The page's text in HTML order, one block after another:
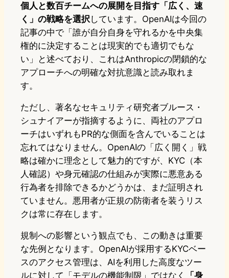
個人と数百チームへの展開を目指す「広く、速
く」の戦略を選択しています。OpenAIは今回の
記事の中で「誰が自分自身を守れるかを中央集
権的に決定することは現実的でも適切でもな
い」と述べており、これはAnthropicの閉鎖的な
アプローチへの明確な対抗意識と読み取れま
す。
ただし、著名なセキュリティ研究者ブルース・
シュナイアーが指摘するように、両社のアプロ
ーチはいずれもPR的な側面を含んでいることは
忘れてはなりません。OpenAIの「広く開く」戦
略は確かに理念として魅力的ですが、KYC（本
人確認）や身元確認の仕組みが実際に悪意ある
行為者を排除できるかどうかは、まだ証明され
ていません。悪用者が正規の防衛者を装うリス
クは常に存在します。
規制への影響という観点でも、この動きは重要
な先例となります。OpenAIが採用するKYCベー
スのアクセス管理は、AIを利用した高度なツー
ルに対して「モデルの機能制限」ではなく
「身